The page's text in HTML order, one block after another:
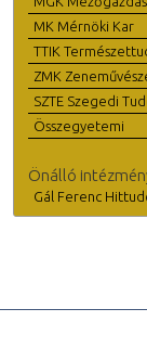
MK Mérnöki Kar
TTIK
ZMK
SZTE Szegedi
Összegyetemi
Önálló
Gál Ferenc